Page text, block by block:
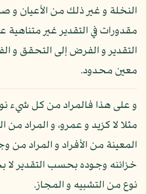
النخلة و غير ذلك من الأعيان و
مقدورات في التقدير غير متناهية
التقدير و الفرض إلى التحقق و
معين محدود.
و على هذا فالمراد من كل شيء
مثلا لا كزيد و عمرو، و المراد من
المعينة من الأفراد و المراد من
خزائنه وجوده بحسب التقدير
نوع من التشبيه و المجاز.